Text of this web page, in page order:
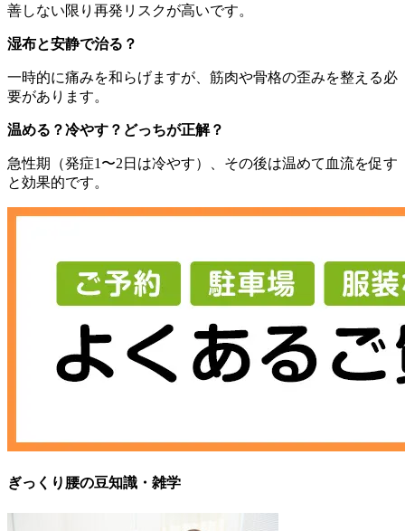
善しない限り再発リスクが高いです。
湿布と安静で治る？
一時的に痛みを和らげますが、筋肉や骨格の歪みを整える必
要があります。
温める？冷やす？どっちが正解？
急性期（発症1〜2日は冷やす）、その後は温めて血流を促す
と効果的です。
ぎっくり腰の豆知識・雑学